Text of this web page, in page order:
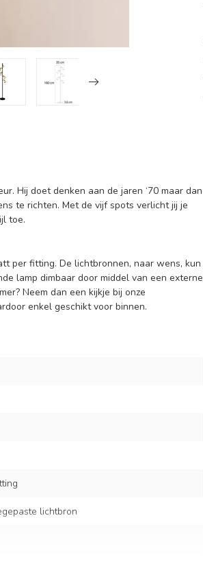
Hij doet denken aan de jaren ‘70 maar dan
te richten. Met de vijf spots verlicht jij je
toe.
per fitting. De lichtbronnen, naar wens, kun
lamp dimbaar door middel van een externe
Neem dan een kijkje bij onze
enkel geschikt voor binnen.
lichtbron